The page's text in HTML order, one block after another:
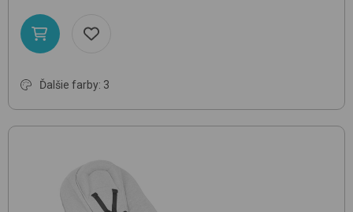
Ďalšie farby: 3